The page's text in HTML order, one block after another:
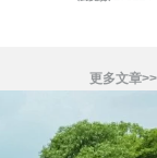
更多文章>>